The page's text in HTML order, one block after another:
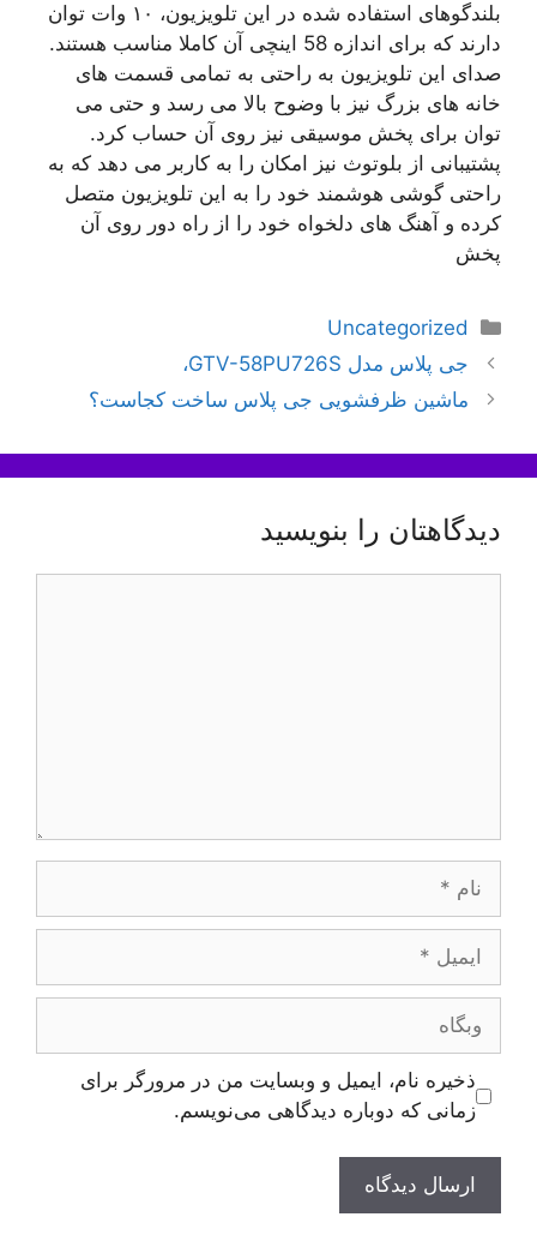
بلندگوهای استفاده شده در این تلویزیون، ۱۰ وات توان
دارند که برای اندازه 58 اینچی آن کاملا مناسب هستند.
صدای این تلویزیون به راحتی به تمامی قسمت های
خانه های بزرگ نیز با وضوح بالا می رسد و حتی می
توان برای پخش موسیقی نیز روی آن حساب کرد.
پشتیبانی از بلوتوث نیز امکان را به کاربر می دهد که به
راحتی گوشی هوشمند خود را به این تلویزیون متصل
کرده و آهنگ های دلخواه خود را از راه دور روی آن
پخش
دسته‌ها
Uncategorized
ناوبری
نوشته‌ها
جی پلاس مدل GTV-58PU726S،
ماشین ظرفشویی جی پلاس ساخت کجاست؟
دیدگاهتان را بنویسید
ایمیل
وبگاه
ذخیره نام، ایمیل و وبسایت من در مرورگر برای
زمانی که دوباره دیدگاهی می‌نویسم.